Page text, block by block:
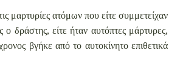
μαρτυρίες ατόμων που είτε συμμετείχαν
δράστης, είτε ήταν αυτόπτες μάρτυρες,
βγήκε από το αυτοκίνητο επιθετικά